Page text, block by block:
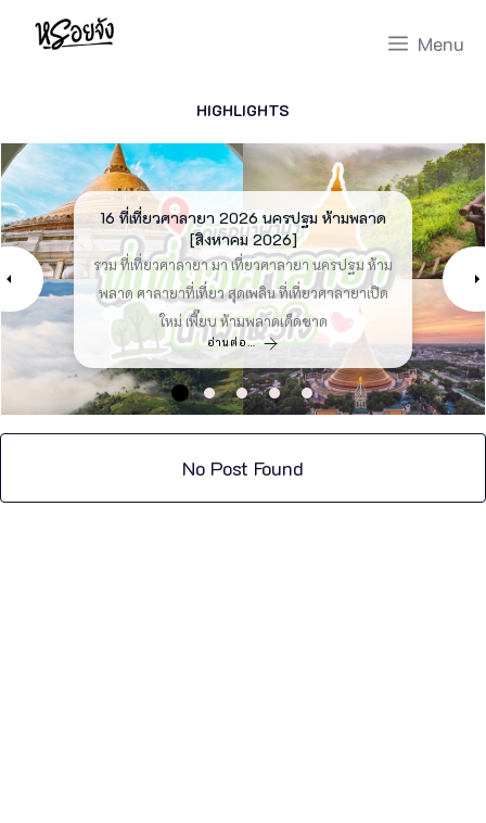
Skip
Menu
HIGHLIGHTS
16 ที่เที่ยวศาลายา 2026 นครปฐม ห้ามพลาด
[สิงหาคม 2026]
รวม ที่เที่ยวศาลายา มา เที่ยวศาลายา นครปฐม ห้าม
พลาด ศาลายาที่เที่ยว สุดเพลิน ที่เที่ยวศาลายาเปิด
ใหม่ เพี๊ยบ ห้ามพลาดเด็ดขาด
อ่านต่อ…
พาลุย สิงห์ปาร์คเชียงราย 2026 เชียงราย
[สิงหาคม 2026]
รีวิว สิงห์ปาร์คเชียงราย มา ไร่บุญรอดเชียงราย
เชียงราย singhaparkเชียงราย ไร่สิงห์ปาร์คจังหวัด
เชียงราย เอามาให้วางแผนแล้ว
อ่านต่อ…
18 ที่เที่ยวดานัง 2026 เวียดนามกลาง [สิงหาคม
2026]
รวม ที่เที่ยวดานัง มา เที่ยวดานัง เวียดนามกลาง เที่ยว
ดานังpantip กับ ดานังที่เที่ยว สถานที่ท่องเที่ยว
เวียดนาม ที่เอามาให้วางแผน
อ่านต่อ…
40 สถานที่ท่องเที่ยวภาคใต้ 2026 ชวนพี่ไปล่อง
ใต้! [สิงหาคม 2026]
รวม สถานที่ท่องเที่ยวภาคใต้ มา ที่เที่ยวภาคใต้ ชวนพี่
ไปล่องใต้! เที่ยวภาคใต้ แบบสุดปัง สถานที่เที่ยวภาค
ใต้ มาให้คุณ ได้วางแผนก่อนเที่ยว
อ่านต่อ…
10 ที่เที่ยวดอยสะเก็ด 2026 เก็บให้ครบ วิว
เชียงใหม่ [สิงหาคม 2026]
รวม ที่เที่ยวดอยสะเก็ด มา ดอยสะเก็ดที่เที่ยว เก็บให้
ครบ วิวเชียงใหม่ เที่ยวดอยสะเก็ด เพลิน สถานที่ท่อง
เที่ยวดอยสะเก็ด ที่ห้ามพลาด
อ่านต่อ…
No Post Found